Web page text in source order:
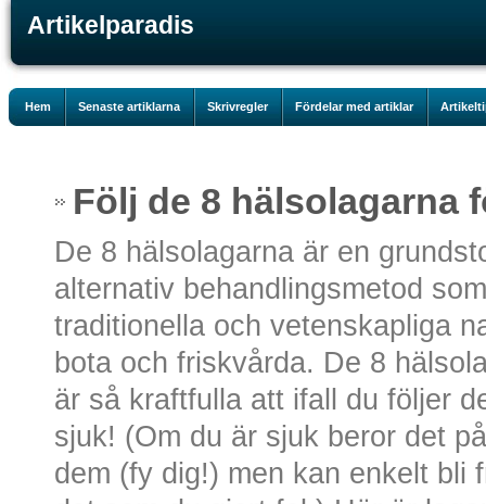
Artikelparadis
Hem Senaste artiklarna Skrivregler Fördelar med artiklar
Följ de 8 hälsolagarna
De 8 hälsolagarna är en
alternativ behandlingsmetod
traditionella och vetenskapliga
bota och friskvårda. De 8
är så kraftfulla att ifall du följer
sjuk! (Om du är sjuk beror det
dem (fy dig!) men kan enkelt bli